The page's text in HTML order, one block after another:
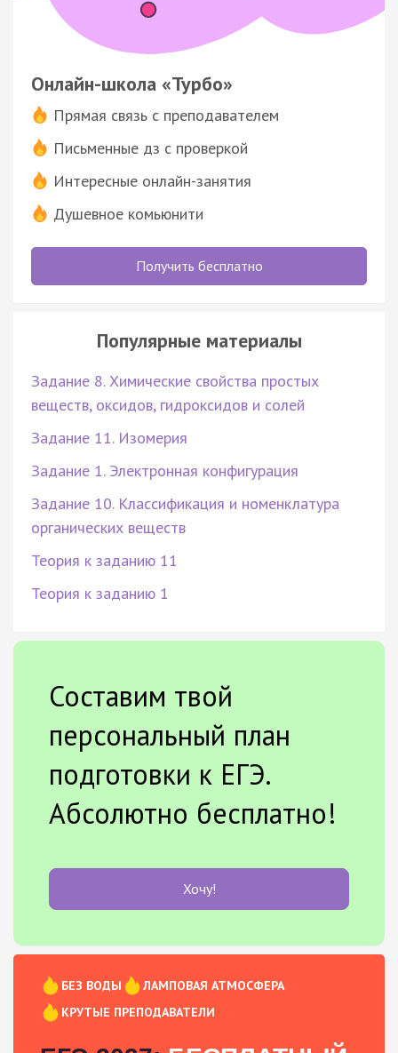
Онлайн-школа «Турбо»
Прямая связь с преподавателем
Письменные дз с проверкой
Интересные онлайн-занятия
Душевное комьюнити
Получить бесплатно
Популярные материалы
Задание 8. Химические свойства простых
веществ, оксидов, гидроксидов и солей
Задание 11. Изомерия
Задание 1. Электронная конфигурация
Задание 10. Классификация и номенклатура
органических веществ
Теория к заданию 11
Теория к заданию 1
Составим твой
персональный план
подготовки к ЕГЭ.
Абсолютно бесплатно!
Хочу!
БЕЗ ВОДЫ
ЛАМПОВАЯ АТМОСФЕРА
КРУТЫЕ ПРЕПОДАВАТЕЛИ